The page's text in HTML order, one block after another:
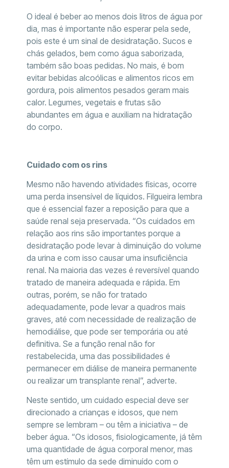
O ideal é beber ao menos dois litros de água por
dia, mas é importante não esperar pela sede,
pois este é um sinal de desidratação. Sucos e
chás gelados, bem como água saborizada,
também são boas pedidas. No mais, é bom
evitar bebidas alcoólicas e alimentos ricos em
gordura, pois alimentos pesados geram mais
calor. Legumes, vegetais e frutas são
abundantes em água e auxiliam na hidratação
do corpo.
Cuidado com os rins
Mesmo não havendo atividades físicas, ocorre
uma perda insensível de líquidos. Filgueira lembra
que é essencial fazer a reposição para que a
saúde renal seja preservada. “Os cuidados em
relação aos rins são importantes porque a
desidratação pode levar à diminuição do volume
da urina e com isso causar uma insuficiência
renal. Na maioria das vezes é reversível quando
tratado de maneira adequada e rápida. Em
outras, porém, se não for tratado
adequadamente, pode levar a quadros mais
graves, até com necessidade de realização de
hemodiálise, que pode ser temporária ou até
definitiva. Se a função renal não for
restabelecida, uma das possibilidades é
permanecer em diálise de maneira permanente
ou realizar um transplante renal”, adverte.
Neste sentido, um cuidado especial deve ser
direcionado a crianças e idosos, que nem
sempre se lembram – ou têm a iniciativa – de
beber água. “Os idosos, fisiologicamente, já têm
uma quantidade de água corporal menor, mas
têm um estímulo da sede diminuído com o